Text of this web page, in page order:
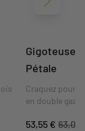
Gigoteuse
Pétale
Craquez pour
en double
apporta style
53,55 € 63,00
Suivant